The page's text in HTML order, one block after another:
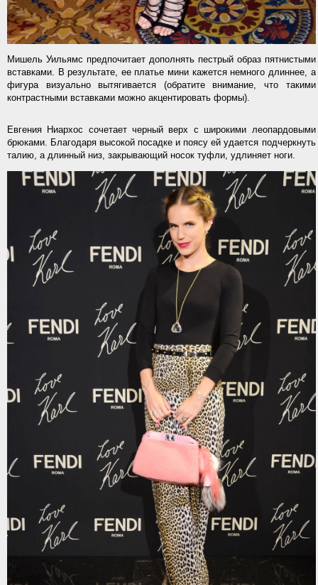
Мишель Уильямс предпочитает дополнять пестрый образ пятнистыми
вставками. В результате, ее платье мини кажется немного длиннее, а
фигура визуально вытягивается (обратите внимание, что такими
контрастными вставками можно акцентировать формы).
Евгения Ниархос сочетает черный верх с широкими леопардовыми
брюками. Благодаря высокой посадке и поясу ей удается подчеркнуть
талию, а длинный низ, закрывающий носок туфли, удлиняет ноги.